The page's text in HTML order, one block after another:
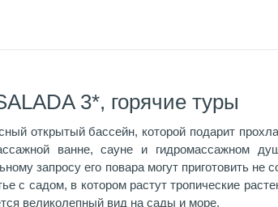
3*, горячие туры
открытый бассейн, которой подарит
ванне, сауне и гидромассажном
запросу его повара могут приготовить
с садом, в котором растут тропические
великолепный вид на сады и море.